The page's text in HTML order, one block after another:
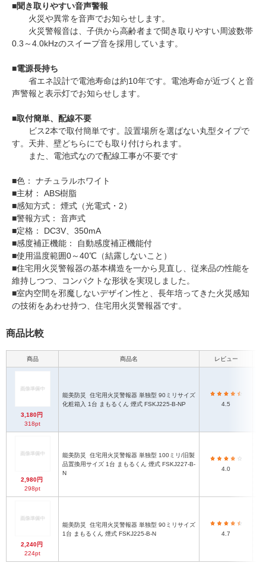
■聞き取りやすい音声警報
火災や異常を音声でお知らせします。
火災警報音は、子供から高齢者まで聞き取りやすい周波数帯
0.3～4.0kHzのスイープ音を採用しています。
■電源長持ち
省エネ設計で電池寿命は約10年です。電池寿命が近づくと音
声警報と表示灯でお知らせします。
■取付簡単、配線不要
ビス2本で取付簡単です。設置場所を選ばない丸型タイプで
す。天井、壁どちらにでも取り付けられます。
また、電池式なので配線工事が不要です
■色： ナチュラルホワイト
■主材： ABS樹脂
■感知方式： 煙式（光電式・2）
■警報方式： 音声式
■定格： DC3V、350mA
■感度補正機能： 自動感度補正機能付
■使用温度範囲0～40℃（結露しないこと）
■住宅用火災警報器の基本構造を一から見直し、従来品の性能を
維持しつつ、コンパクトな形状を実現しました。
■室内空間を邪魔しないデザイン性と、長年培ってきた火災感知
の技術をあわせ持つ、住宅用火災警報器です。
商品比較
商品 商品名 レビュー
3,180円
318pt
能美防災
化粧箱入 1台 まもるくん 煙式 FSKJ225-B-NP
4.5
2,980円
298pt
能美防災
品置換用サイズ 1台 まもるくん 煙式 FSKJ227-B-
N
4.0
2,240円
224pt
能美防災
1台 まもるくん 煙式 FSKJ225-B-N
4.7